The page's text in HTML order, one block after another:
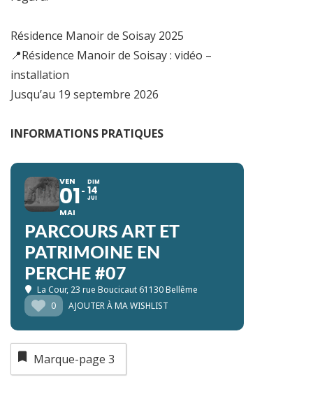
Résidence Manoir de Soisay 2025
📍Résidence Manoir de Soisay : vidéo –
installation
Jusqu’au 19 septembre 2026
INFORMATIONS PRATIQUES
VEN
01
MAI
DIM
14
JUI
PARCOURS ART ET
PATRIMOINE EN
PERCHE #07
La Cour, 23 rue Boucicaut 61130 Bellême
0
AJOUTER À MA WISHLIST
Marque-page 3